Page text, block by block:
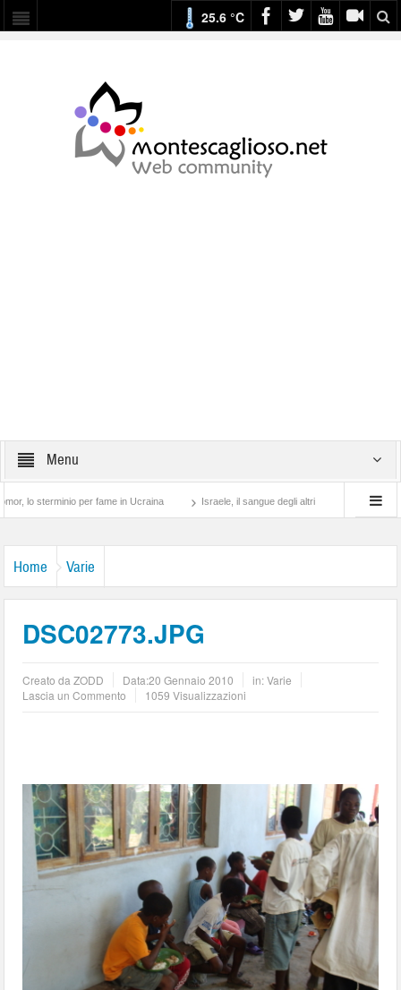
25.6 °C
Menu
per fame in Ucraina Israele, il sangue degli altri Lotta di classe… tra
Home Varie
DSC02773.JPG
Creato daZODD Data:20 Gennaio 2010 in:Varie
Lascia un Commento
1059 Visualizzazioni